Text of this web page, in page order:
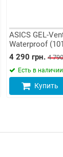
ASICS GEL-
Waterproof
4 290 грн. 4
Есть в наличии
Купить